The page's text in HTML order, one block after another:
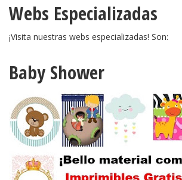
Webs Especializadas
¡Visita nuestras webs especializadas! Son:
Baby Shower